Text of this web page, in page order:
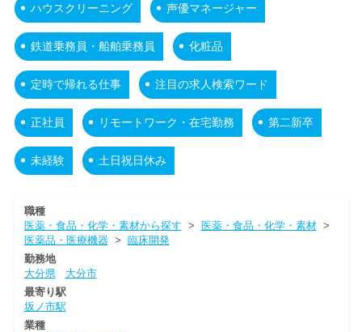
ハウスクリーニング 声優マネージャー
鉄道乗務員・船舶乗務員 化粧品
定時で帰れる仕事 注目の求人検索ワード
正社員 リモートワーク・在宅勤務 第二新卒
未経験 土日祝日休み
職種
医薬・食品・化学・素材から探す > 医薬・食品・化学・素材>
医薬品・医療機器> 臨床開発
勤務地
大分県
大分市
最寄り駅
坂ノ市駅
業種